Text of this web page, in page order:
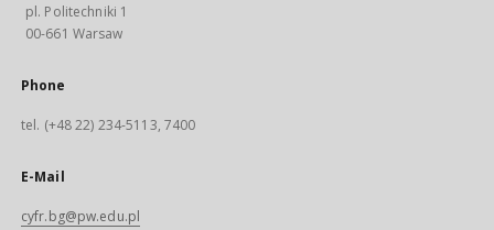
pl. Politechniki 1
00-661 Warsaw
Phone
tel. (+48 22) 234-5113, 7400
E-Mail
cyfr.bg@pw.edu.pl